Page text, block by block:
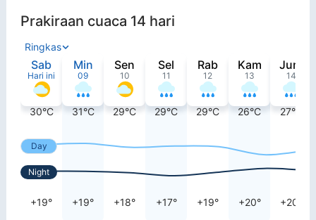
Prakiraan cuaca 14 hari
Ringkas
Sab
Hari ini
30°C
+19°
Min
09
31°C
+19°
Sen
10
29°C
+18°
Sel
11
29°C
+17°
Rab
12
29°C
+19°
Kam
13
26°C
+20°
Jum
14
27°C
+20°
Day
Night